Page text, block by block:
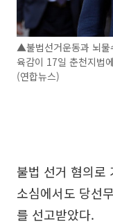
▲불법선거운동과 뇌물
육감이 17일 춘천지법
(연합뉴스)
불법 선거 혐의로
소심에서도 당선
를 선고받았다.